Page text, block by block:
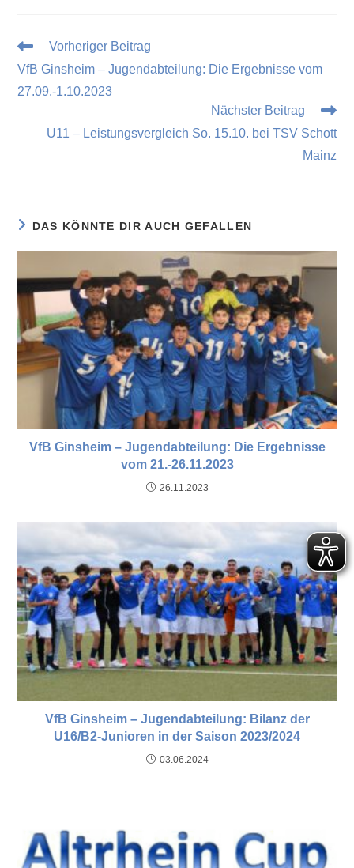
Vorheriger Beitrag
VfB Ginsheim – Jugendabteilung: Die Ergebnisse vom
27.09.-1.10.2023
Nächster Beitrag
U11 – Leistungsvergleich So. 15.10. bei TSV Schott
Mainz
DAS KÖNNTE DIR AUCH GEFALLEN
VfB Ginsheim – Jugendabteilung: Die Ergebnisse
vom 21.-26.11.2023
26.11.2023
VfB Ginsheim – Jugendabteilung: Bilanz der
U16/B2-Junioren in der Saison 2023/2024
03.06.2024